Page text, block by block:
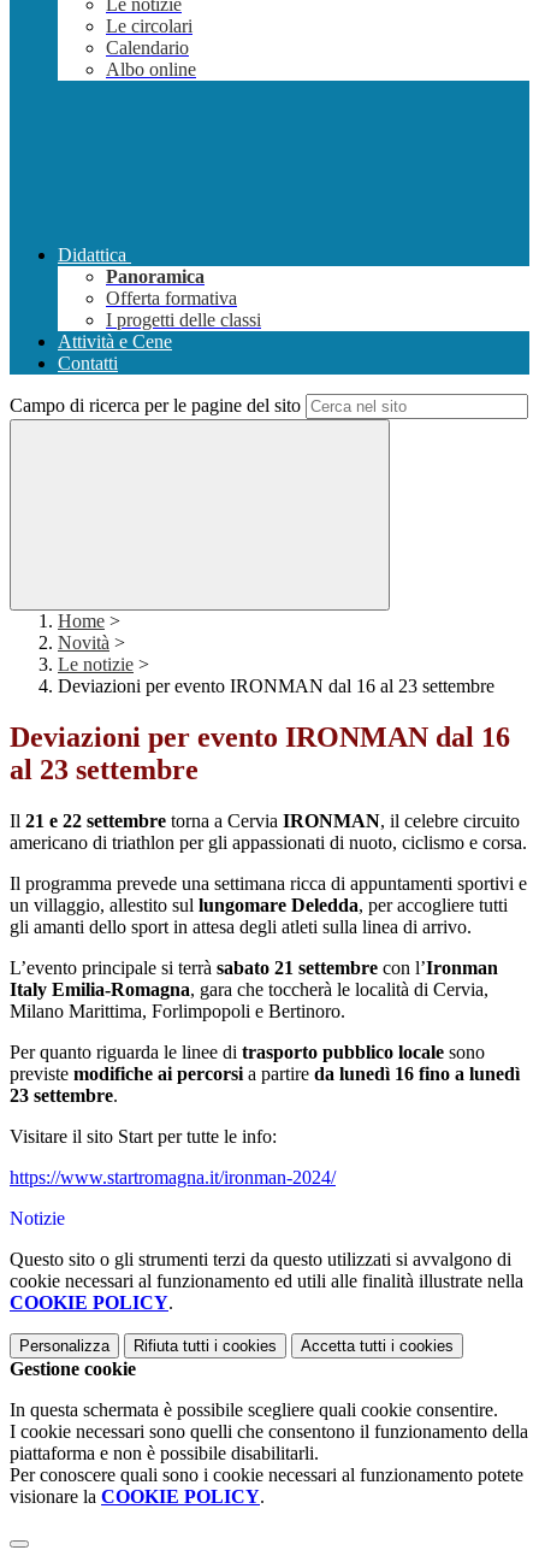
Le notizie
Le circolari
Calendario
Albo online
Didattica
Panoramica
Offerta formativa
I progetti delle classi
Attività e Cene
Contatti
Campo di ricerca per le pagine del sito
Home >
Novità >
Le notizie >
Deviazioni per evento IRONMAN dal 16 al 23 settembre
Deviazioni per evento IRONMAN dal 16
al 23 settembre
Il 21 e 22 settembre torna a Cervia IRONMAN, il celebre circuito
americano di triathlon per gli appassionati di nuoto, ciclismo e corsa.
Il programma prevede una settimana ricca di appuntamenti sportivi e
un villaggio, allestito sul lungomare Deledda, per accogliere tutti
gli amanti dello sport in attesa degli atleti sulla linea di arrivo.
L’evento principale si terrà sabato 21 settembre con l’Ironman
Italy Emilia-Romagna, gara che toccherà le località di Cervia,
Milano Marittima, Forlimpopoli e Bertinoro.
Per quanto riguarda le linee di trasporto pubblico locale sono
previste modifiche ai percorsi a partire da lunedì 16 fino a lunedì
23 settembre.
Visitare il sito Start per tutte le info:
https://www.startromagna.it/ironman-2024/
Notizie
Questo sito o gli strumenti terzi da questo utilizzati si avvalgono di
cookie necessari al funzionamento ed utili alle finalità illustrate nella
COOKIE POLICY.
Personalizza Rifiuta tutti i cookies Accetta tutti i cookies
Gestione cookie
In questa schermata è possibile scegliere quali cookie consentire.
I cookie necessari sono quelli che consentono il funzionamento della
piattaforma e non è possibile disabilitarli.
Per conoscere quali sono i cookie necessari al funzionamento potete
visionare la COOKIE POLICY.